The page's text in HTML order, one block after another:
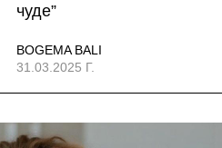
чуде”
BOGEMA BALI
31.03.2025 Г.